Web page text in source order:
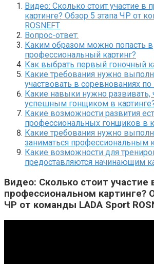
Видео: Сколько стоит участие в
картинге? Обзор 5 этапа ЧР от
ROSNEFT
Вопрос-ответ:
Каким образом можно попасть в
профессиональный картинг?
Как выбрать первый гоночный
Какие требования нужно
участвовать в соревнованиях по
Какие навыки нужно развивать,
успешным гонщиком в
Какие возможности развития
профессиональных гонщиков в
Какие требования нужно
заниматься профессиональным
Какие возможности для
предоставляются начинающим
Видео: Сколько стоит участие
профессиональном картинге?
ЧР от команды LADA Sport